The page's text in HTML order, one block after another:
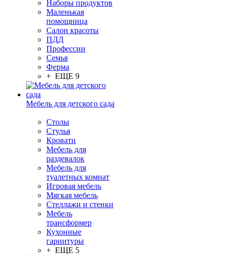
Наборы продуктов
Маленькая
помощница
Салон красоты
ПДД
Профессии
Семья
Ферма
+ ЕЩЕ 9
Мебель для детского сада
Столы
Cтулья
Кровати
Мебель для
раздевалок
Мебель для
туалетных комнат
Игровая мебель
Мягкая мебель
Стеллажи и стенки
Мебель
трансформер
Кухонные
гарнитуры
+ ЕЩЕ 5